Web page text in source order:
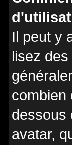
Il peut y
lisez
combien
dessous
avatar,